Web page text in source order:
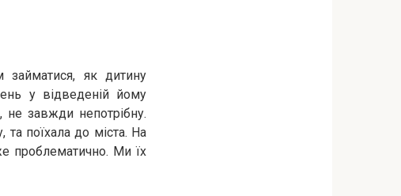
як дитину
у відведеній йому
не завжди непотрібну.
та поїхала до міста. На
проблематично. Ми їх